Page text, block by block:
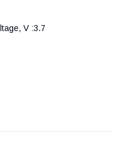
V :3.7